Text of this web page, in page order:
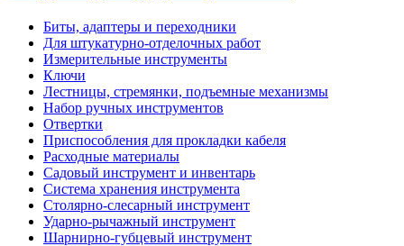
Биты, адаптеры и переходники
Для штукатурно-отделочных работ
Измерительные инструменты
Ключи
Лестницы, стремянки, подъемные механизмы
Набор ручных инструментов
Отвертки
Приспособления для прокладки кабеля
Расходные материалы
Садовый инструмент и инвентарь
Система хранения инструмента
Столярно-слесарный инструмент
Ударно-рычажный инструмент
Шарнирно-губцевый инструмент